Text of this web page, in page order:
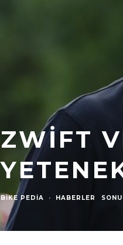
ZWIFT
BIKE PEDIA · HABERLER